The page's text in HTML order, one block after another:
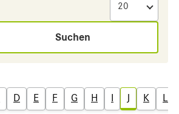
Suchen
D E F G H I J K L